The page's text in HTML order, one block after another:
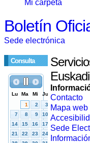
Mi carpeta
Boletín
Sede electrónica
Consulta
Contacto
Mapa web
Sede